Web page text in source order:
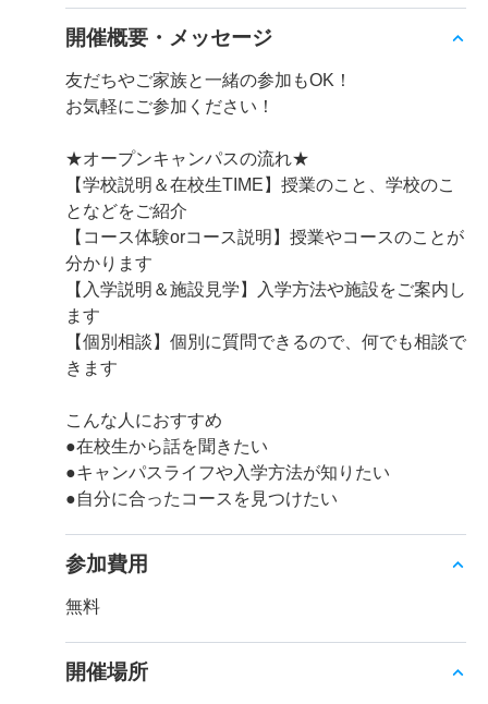
開催概要・メッセージ
友だちやご家族と一緒の参加もOK！
お気軽にご参加ください！
★オープンキャンパスの流れ★
【学校説明＆在校生TIME】授業のこと、学校のこ
となどをご紹介
【コース体験orコース説明】授業やコースのことが
分かります
【入学説明＆施設見学】入学方法や施設をご案内し
ます
【個別相談】個別に質問できるので、何でも相談で
きます
こんな人におすすめ
●在校生から話を聞きたい
●キャンパスライフや入学方法が知りたい
●自分に合ったコースを見つけたい
参加費用
無料
開催場所